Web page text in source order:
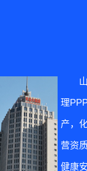
土壤修复
理
产，
营资
健康